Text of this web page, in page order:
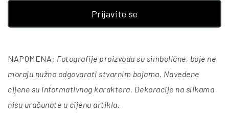
Prijavite se
NAPOMENA: Fotografije proizvoda su simbolične, boje ne
moraju nužno odgovarati stvarnim bojama. Navedene
cijene su informativnog karaktera. Dekoracije na slikama
nisu uračunate u cijenu artikla.